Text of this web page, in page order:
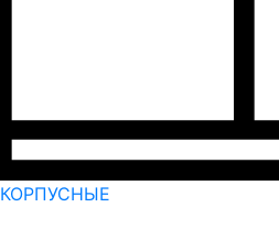
КОРПУСНЫЕ